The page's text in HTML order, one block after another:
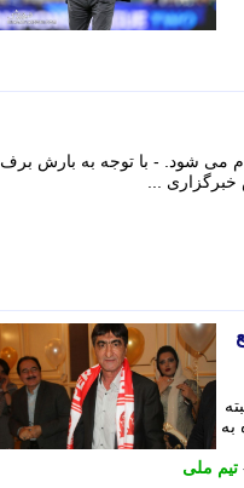
می شود. - با توجه به بارش برف
...
به
تیم ملی